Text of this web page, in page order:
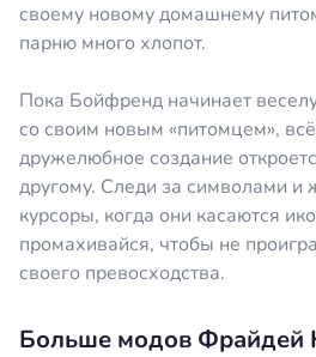
своему новому домашнему
парню много хлопот.
Пока Бойфренд начинает
со своим новым «питомцем»,
дружелюбное создание
другому. Следи за символами
курсоры, когда они касаются
промахивайся, чтобы не
своего превосходства.
Больше модов Фрайдей